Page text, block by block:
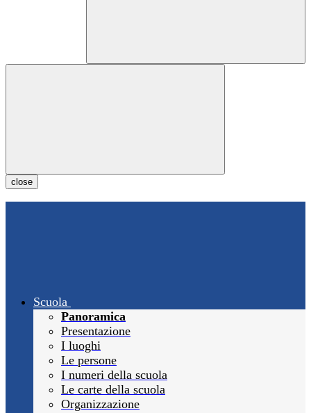
close
Scuola
Panoramica
Presentazione
I luoghi
Le persone
I numeri della scuola
Le carte della scuola
Organizzazione